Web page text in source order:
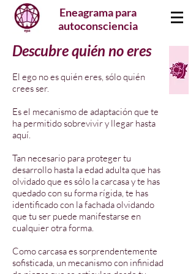
Eneagrama para
autoconsciencia
Descubre quién no eres
El ego no es quién eres, sólo quién
crees ser.
Es el mecanismo de adaptación que te
ha permitido sobrevivir y llegar hasta
aquí.
Tan necesario para proteger tu
desarrollo hasta la edad adulta que has
olvidado que es sólo la carcasa y te has
quedado con su forma rígida, te has
identificado con la fachada olvidando
que tu ser puede manifestarse en
cualquier otra forma.
Como carcasa es sorprendentemente
sofisticada, un mecanismo con infinidad